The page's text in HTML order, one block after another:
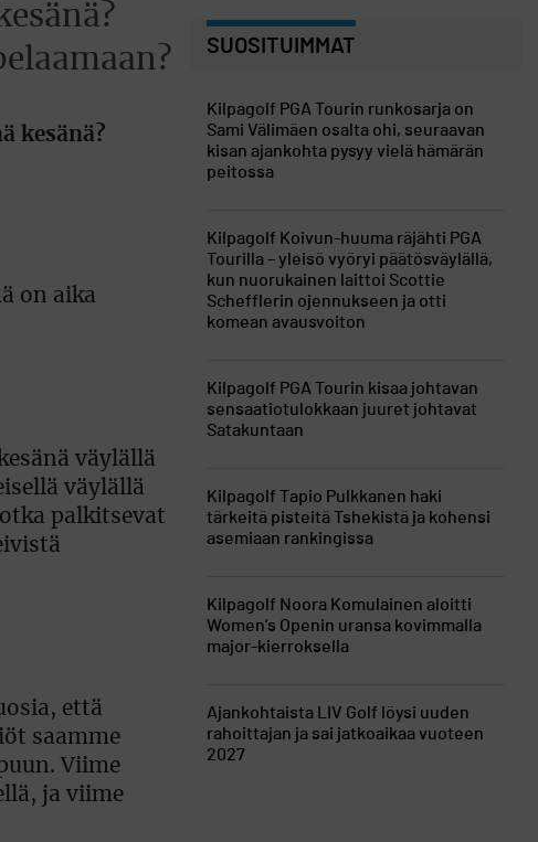
kesänä?
on aika
väylällä
väylällä
palkitsevat
että
saamme
Viime
ja viime
SUOSITUIMMAT
Kilpagolf PGA Tourin runkosarja on
Sami Välimäen osalta ohi, seuraavan
kisan ajankohta pysyy vielä hämärän
peitossa
Kilpagolf Koivun-huuma räjähti PGA
Tourilla – yleisö vyöryi päätösväylällä,
kun nuorukainen laittoi Scottie
Schefflerin ojennukseen ja otti
komean avausvoiton
Kilpagolf PGA Tourin kisaa johtavan
sensaatiotulokkaan juuret johtavat
Satakuntaan
Kilpagolf Tapio Pulkkanen haki
tärkeitä pisteitä Tshekistä ja kohensi
asemiaan rankingissa
Kilpagolf Noora Komulainen aloitti
Women’s Openin uransa kovimmalla
major-kierroksella
Ajankohtaista
LIV Golf löysi uuden
rahoittajan ja sai jatkoaikaa vuoteen
2027